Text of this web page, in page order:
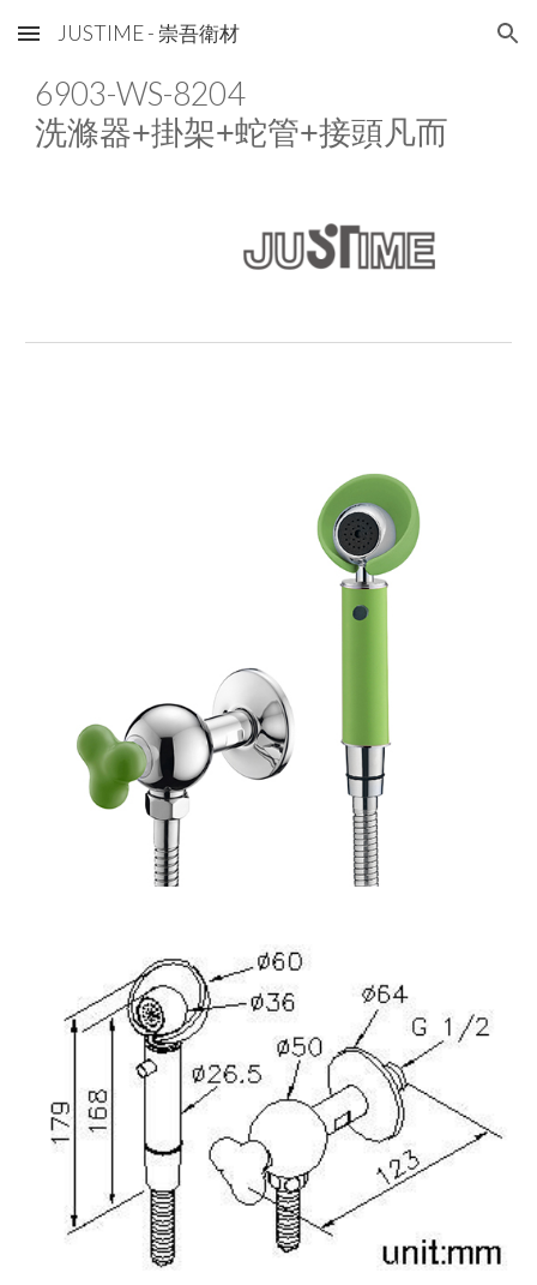
Skip to main content Skip to navigation
JUSTIME - 崇吾衛材
6903-WS-8204
洗滌器+掛架+蛇管+接頭凡而